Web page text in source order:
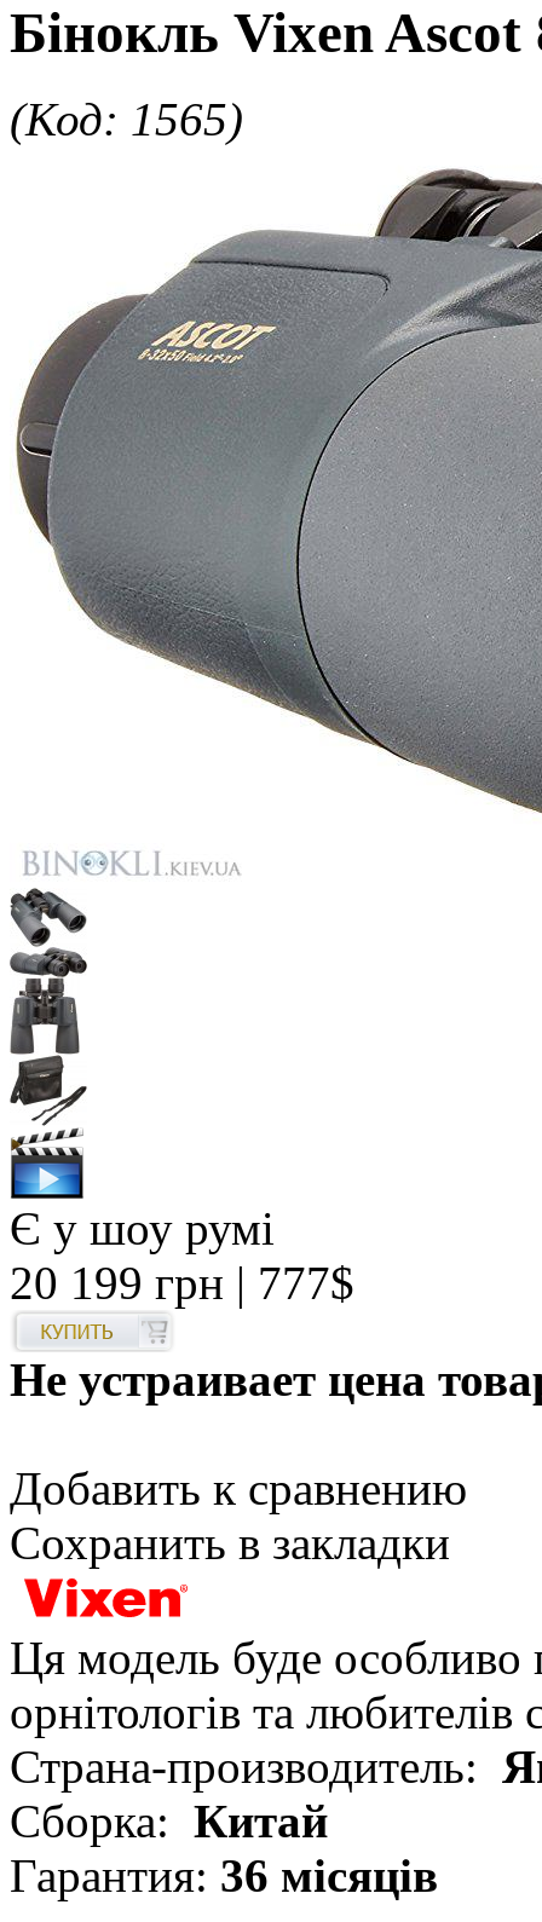
Бінокль Vixen
(Код: 1565)
Є у шоу румі
20 199 грн | 777$
Не устраивает цена
Добавить к сравнению
Сохранить в закладки
Ця модель буде особливо
орнітологів та
Страна-производитель:
Сборка: Китай
Гарантия: 36 місяців